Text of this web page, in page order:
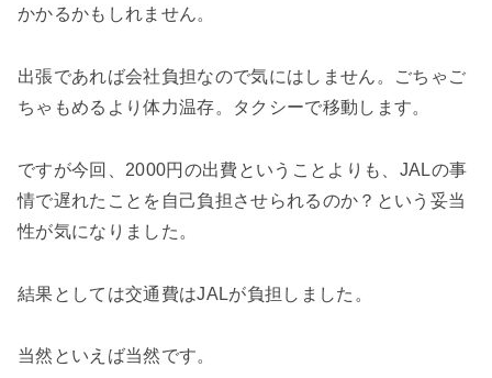
かかるかもしれません。
出張であれば会社負担なので気にはしません。ごちゃご
ちゃもめるより体力温存。タクシーで移動します。
ですが今回、2000円の出費ということよりも、JALの事
情で遅れたことを自己負担させられるのか？という 妥当
性が気になりました。
結果としては交通費はJALが負担しました。
当然といえば当然です。